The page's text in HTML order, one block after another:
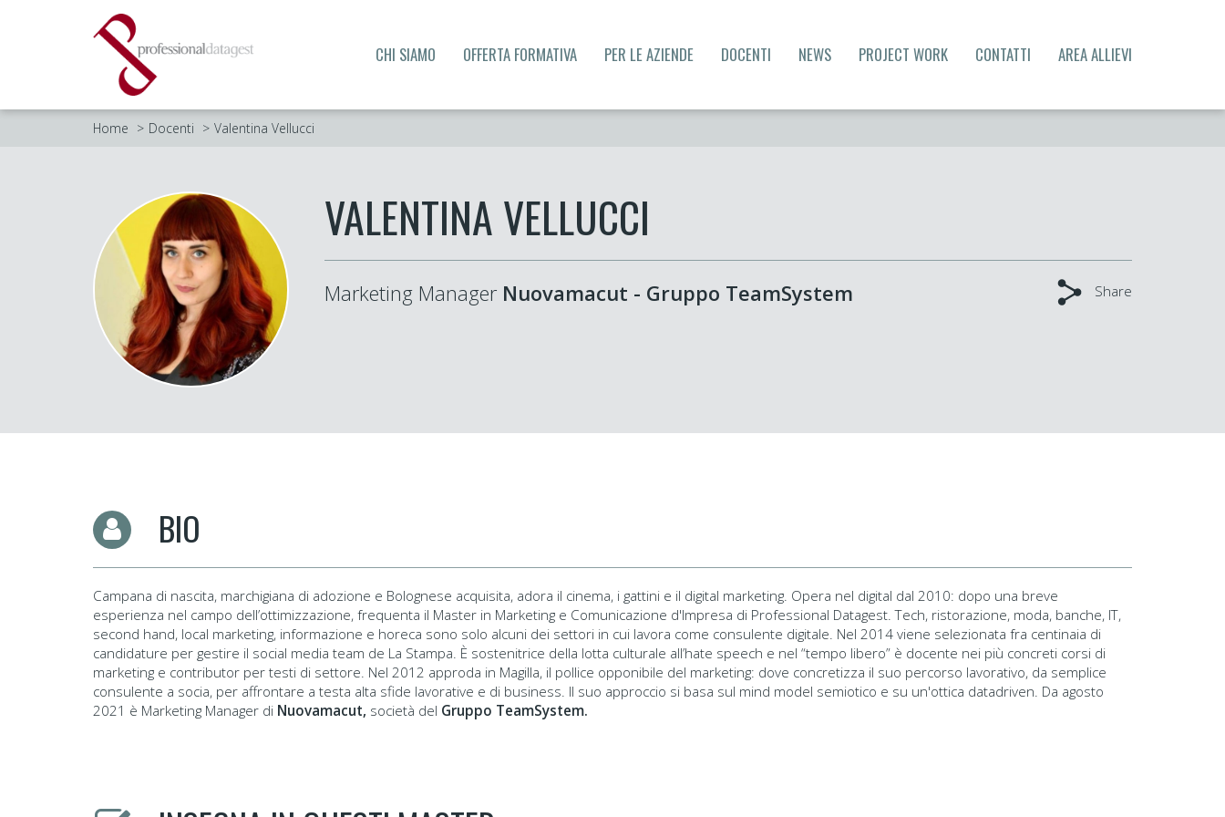
CHI SIAMO OFFERTA FORMATIVA PER LE AZIENDE DOCENTI NEWS PROJECT WORK CONTATTI AREA ALLIEVI
Home Docenti Valentina Vellucci
VALENTINA VELLUCCI
Marketing Manager Nuovamacut - Gruppo TeamSystem Share
BIO
Campana di nascita, marchigiana di adozione e Bolognese acquisita, adora il cinema, i gattini e il digital marketing. Opera nel digital dal 2010: dopo una breve
esperienza nel campo dell’ottimizzazione, frequenta il Master in Marketing e Comunicazione d'Impresa di Professional Datagest. Tech, ristorazione, moda, banche, IT,
second hand, local marketing, informazione e horeca sono solo alcuni dei settori in cui lavora come consulente digitale. Nel 2014 viene selezionata fra centinaia di
candidature per gestire il social media team de La Stampa. È sostenitrice della lotta culturale all’hate speech e nel “tempo libero” è docente nei più concreti corsi di
marketing e contributor per testi di settore. Nel 2012 approda in Magilla, il pollice opponibile del marketing: dove concretizza il suo percorso lavorativo, da semplice
consulente a socia, per affrontare a testa alta sfide lavorative e di business. Il suo approccio si basa sul mind model semiotico e su un'ottica datadriven. Da agosto
2021 è Marketing Manager di Nuovamacut, società del Gruppo TeamSystem.